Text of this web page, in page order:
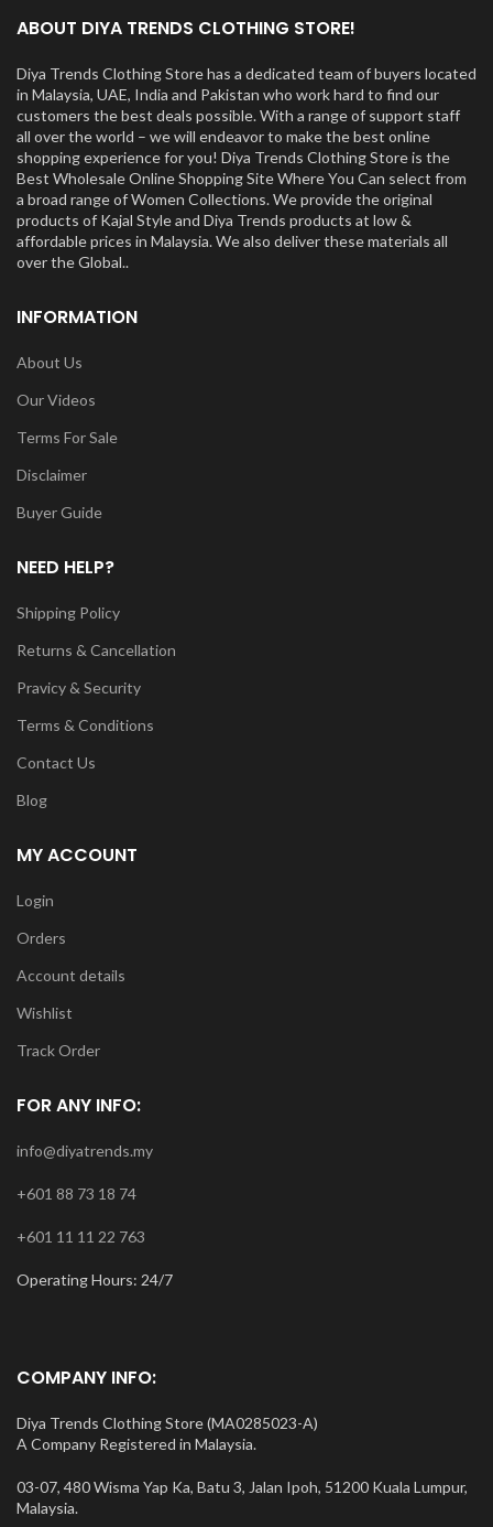
ABOUT DIYA TRENDS CLOTHING STORE!
Diya Trends Clothing Store has a dedicated team of buyers located
in Malaysia, UAE, India and Pakistan who work hard to find our
customers the best deals possible. With a range of support staff
all over the world – we will endeavor to make the best online
shopping experience for you! Diya Trends Clothing Store is the
Best Wholesale Online Shopping Site Where You Can select from
a broad range of Women Collections. We provide the original
products of Kajal Style and Diya Trends products at low &
affordable prices in Malaysia. We also deliver these materials all
over the Global..
INFORMATION
About Us
Our Videos
Terms For Sale
Disclaimer
Buyer Guide
NEED HELP?
Shipping Policy
Returns & Cancellation
Pravicy & Security
Terms & Conditions
Contact Us
Blog
MY ACCOUNT
Login
Orders
Account details
Wishlist
Track Order
FOR ANY INFO:
info@diyatrends.my
+601 88 73 18 74
+601 11 11 22 763
Operating Hours: 24/7
COMPANY INFO:
Diya Trends Clothing Store (MA0285023-A)
A Company Registered in Malaysia.
03-07, 480 Wisma Yap Ka, Batu 3, Jalan Ipoh, 51200 Kuala Lumpur,
Malaysia.